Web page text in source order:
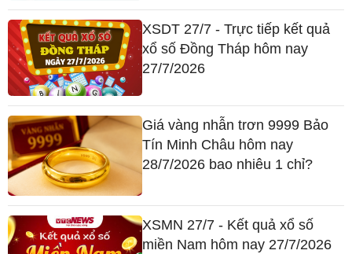
XSDT 27/7 - Trực tiếp kết quả
xổ số Đồng Tháp hôm nay
27/7/2026
Giá vàng nhẫn trơn 9999 Bảo
Tín Minh Châu hôm nay
28/7/2026 bao nhiêu 1 chỉ?
XSMN 27/7 - Kết quả xổ số
miền Nam hôm nay 27/7/2026